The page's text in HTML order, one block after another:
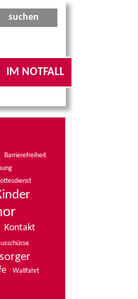
IM NOTFALL
Barrierefreiheit
Kontakt
Wallfahrt